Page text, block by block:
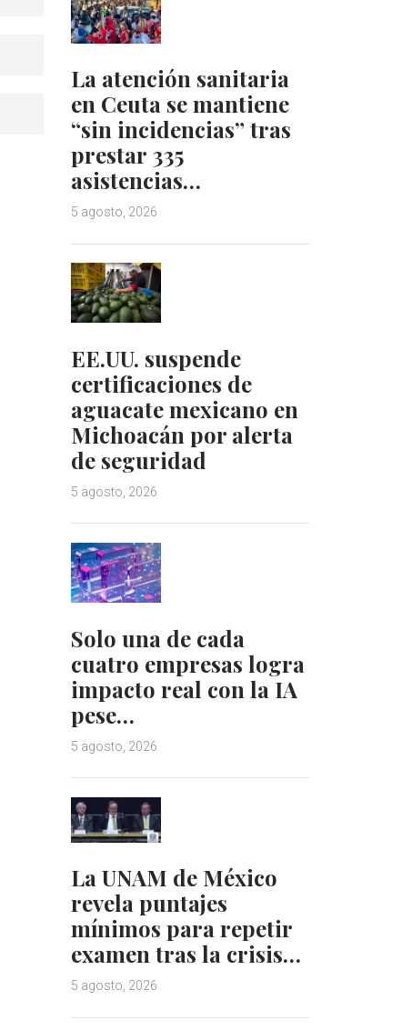
La atención sanitaria
en Ceuta se mantiene
“sin incidencias” tras
prestar 335
asistencias…
5 agosto, 2026
EE.UU. suspende
certificaciones de
aguacate mexicano en
Michoacán por alerta
de seguridad
5 agosto, 2026
Solo una de cada
cuatro empresas logra
impacto real con la IA
pese…
5 agosto, 2026
La UNAM de México
revela puntajes
mínimos para repetir
examen tras la crisis…
5 agosto, 2026